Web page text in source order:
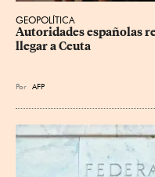
GEOPOLÍTICA
Autoridades españolas
llegar a Ceuta
Por AFP